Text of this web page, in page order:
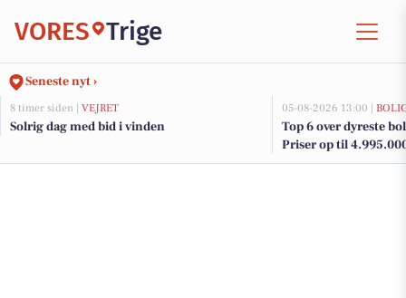
VORES Trige
Seneste nyt ›
8 timer siden | VEJRET
Solrig dag med bid i vinden
05-08-2026 13:00 |
Top 6 over dyreste
Priser op til